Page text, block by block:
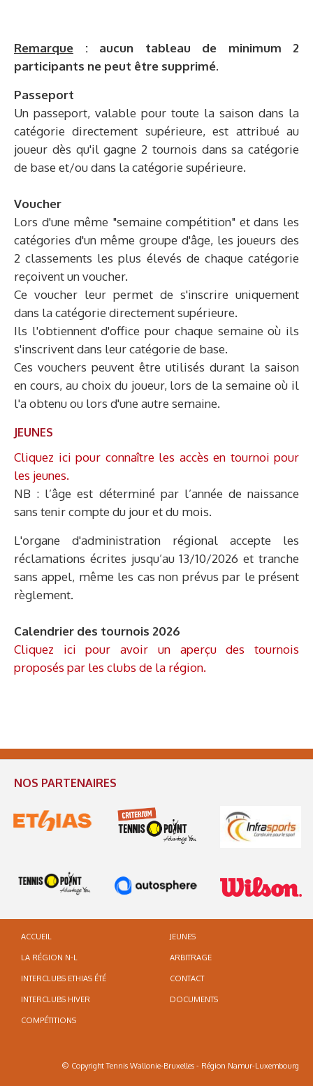
Remarque : aucun tableau de minimum 2
participants ne peut être supprimé.
Passeport
Un passeport, valable pour toute la saison dans la
catégorie directement supérieure, est attribué au
joueur dès qu'il gagne 2 tournois dans sa catégorie
de base et/ou dans la catégorie supérieure.
Voucher
Lors d'une même "semaine compétition" et dans les
catégories d'un même groupe d'âge, les joueurs des
2 classements les plus élevés de chaque catégorie
reçoivent un voucher.
Ce voucher leur permet de s'inscrire uniquement
dans la catégorie directement supérieure.
Ils l'obtiennent d'office pour chaque semaine où ils
s'inscrivent dans leur catégorie de base.
Ces vouchers peuvent être utilisés durant la saison
en cours, au choix du joueur, lors de la semaine où il
l'a obtenu ou lors d'une autre semaine.
JEUNES
Cliquez ici pour connaître les accès en tournoi pour
les jeunes.
NB : l’âge est déterminé par l’année de naissance
sans tenir compte du jour et du mois.
L'organe d'administration régional accepte les
réclamations écrites jusqu’au 13/10/2026 et tranche
sans appel, même les cas non prévus par le présent
règlement.
Calendrier des tournois 2026
Cliquez ici pour avoir un aperçu des tournois
proposés par les clubs de la région.
NOS PARTENAIRES
ACCUEIL
LA RÉGION N-L
INTERCLUBS ETHIAS ÉTÉ
INTERCLUBS HIVER
COMPÉTITIONS
JEUNES
ARBITRAGE
CONTACT
DOCUMENTS
© Copyright Tennis Wallonie-Bruxelles - Région Namur-Luxembourg